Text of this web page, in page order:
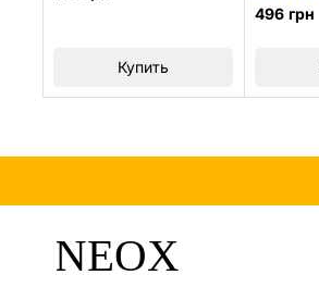
Купить
0
496 грн